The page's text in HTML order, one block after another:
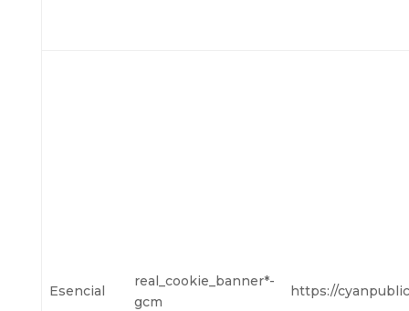
Esencial
real_cookie_banner*-
gcm
https://